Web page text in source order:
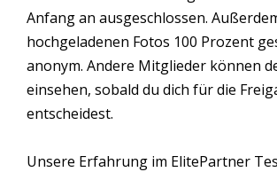
Anfang an ausgeschlossen.
hochgeladenen Fotos 100 Prozent
anonym. Andere Mitglieder können
einsehen, sobald du dich für die
entscheidest.
Unsere Erfahrung im ElitePartner